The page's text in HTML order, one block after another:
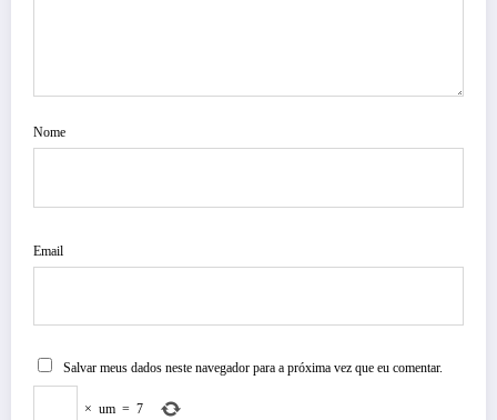
Nome
Email
Salvar meus dados neste navegador para a próxima vez que eu comentar.
× um = 7